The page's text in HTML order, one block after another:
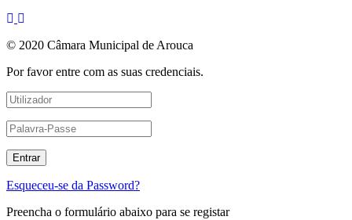
© 2020 Câmara Municipal de Arouca
Por favor entre com as suas credenciais.
Esqueceu-se da Password?
Preencha o formulário abaixo para se registar